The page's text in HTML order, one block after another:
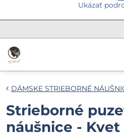
DÁMSKE STRIEBORNÉ
Strieborné
náušnice - Kvet
Ukázať